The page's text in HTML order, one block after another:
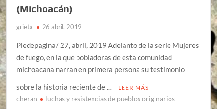
(Michoacán)
grieta 26 abril, 2019
Piedepagina/ 27, abril, 2019 Adelanto de la serie Mujeres
de fuego, en la que pobladoras de esta comunidad
michoacana narran en primera persona su testimonio
sobre la historia reciente de …
LEER MÁS
cheran luchas y resistencias de pueblos originarios